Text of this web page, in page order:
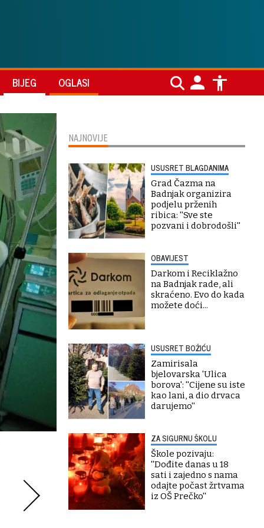
BIJEG OGLASI
NAJNOVIJE
USUSRET BLAGDANIMA
Grad Čazma na
Badnjak organizira
podjelu prženih
ribica: ''Sve ste
pozvani i dobrodošli''
OBAVIJEST
Darkom i Reciklažno
na Badnjak rade, ali
skraćeno. Evo do kada
možete doći...
USUSRET BOŽIĆU
Zamirisala
bjelovarska 'Ulica
borova': ''Cijene su iste
kao lani, a dio drvaca
darujemo''
ZA SIGURNU ŠKOLU
Škole pozivaju:
''Dođite danas u 18
sati i zajedno s nama
odajte počast žrtvama
iz OŠ Prečko''